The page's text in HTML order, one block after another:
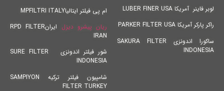
لوبر فاینر آمریکا LUBER FINER USA
راکر پارکر آمریکا PARKER FILTER USA
ساکورا اندونزی SAKURA FILTER
INDONESIA
ام پی فیلتر ایتالیاMPFILTRI ITALY
ریان پیشرو دیزل
ایرانRPD FILTER
IRAN
شور فیلتر اندونزی SURE FILTER
INDONESIA
شامپیون فیلتر ترکیه SAMPIYON
FILTER TURKEY